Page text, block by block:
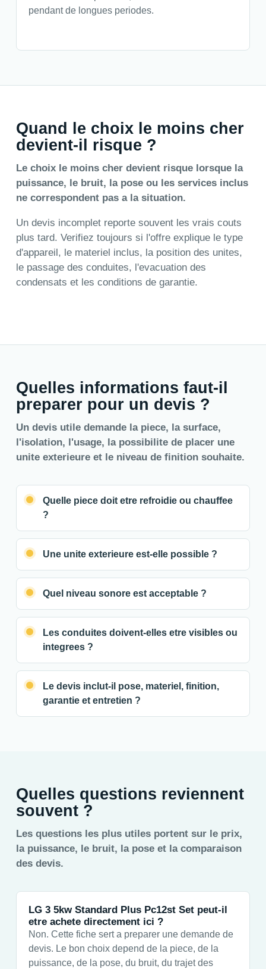
pendant de longues periodes.
Quand le choix le moins cher
devient-il risque ?
Le choix le moins cher devient risque lorsque la
puissance, le bruit, la pose ou les services inclus
ne correspondent pas a la situation.
Un devis incomplet reporte souvent les vrais couts
plus tard. Verifiez toujours si l'offre explique le type
d'appareil, le materiel inclus, la position des unites,
le passage des conduites, l'evacuation des
condensats et les conditions de garantie.
Quelles informations faut-il
preparer pour un devis ?
Un devis utile demande la piece, la surface,
l'isolation, l'usage, la possibilite de placer une
unite exterieure et le niveau de finition souhaite.
Quelle piece doit etre refroidie ou chauffee
?
Une unite exterieure est-elle possible ?
Quel niveau sonore est acceptable ?
Les conduites doivent-elles etre visibles ou
integrees ?
Le devis inclut-il pose, materiel, finition,
garantie et entretien ?
Quelles questions reviennent
souvent ?
Les questions les plus utiles portent sur le prix,
la puissance, le bruit, la pose et la comparaison
des devis.
LG 3 5kw Standard Plus Pc12st Set peut-il
etre achete directement ici ?
Non. Cette fiche sert a preparer une demande de
devis. Le bon choix depend de la piece, de la
puissance, de la pose, du bruit, du trajet des